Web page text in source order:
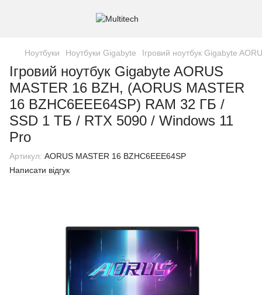
Ноутбуки Ноутбуки Gigabyte Ігровий ноутбук Gigabyte
Ігровий ноутбук Gigabyte AORUS
MASTER 16 BZH, (AORUS MASTER
16 BZHC6EEE64SP) RAM 32 ГБ /
SSD 1 ТБ / RTX 5090 / Windows 11
Pro
Артикул: AORUS MASTER 16 BZHC6EEE64SP
Написати відгук